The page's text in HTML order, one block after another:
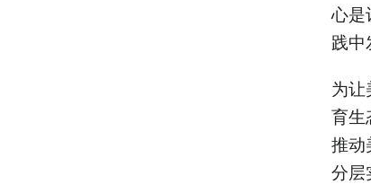
心是
践中
为
育生
推动
分层